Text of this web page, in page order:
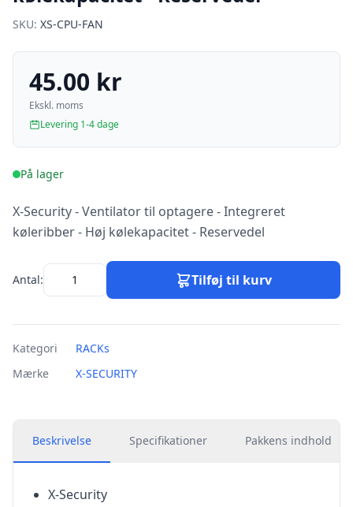
SKU: XS-CPU-FAN
45.00 kr
Ekskl. moms
Levering 1-4 dage
På lager
X-Security - Ventilator til optagere - Integreret
køleribber - Høj kølekapacitet - Reservedel
Antal: Tilføj til kurv
Kategori
RACKs
Mærke
X-SECURITY
Beskrivelse Specifikationer Pakkens indhold
X-Security